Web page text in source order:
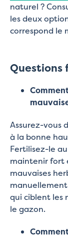
naturel ?
les deux
correspond le
Questions
Assurez-vous
à la bonne
Fertilisez-le
maintenir fort
mauvaises
qui ciblent les
le gazon.